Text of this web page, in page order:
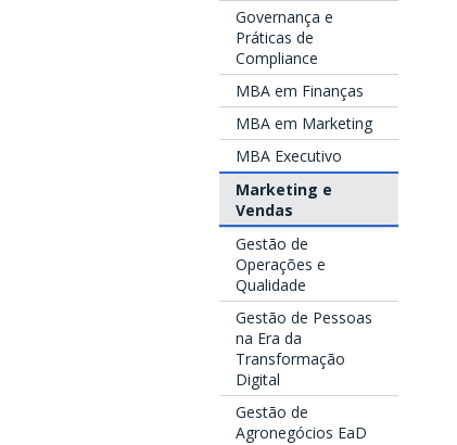
Governança e
Práticas de
Compliance
MBA em Finanças
MBA em Marketing
MBA Executivo
Marketing e
Vendas
Gestão de
Operações e
Qualidade
Gestão de Pessoas
na Era da
Transformação
Digital
Gestão de
Agronegócios EaD